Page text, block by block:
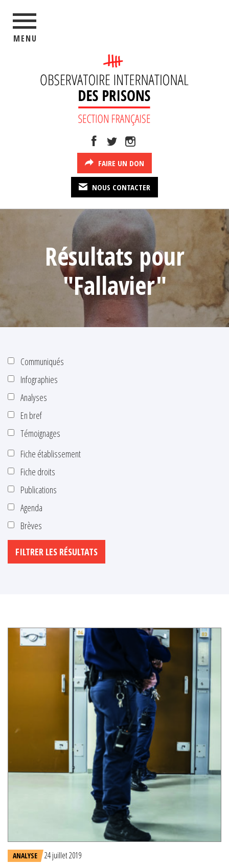
MENU
FAIRE UN DON
NOUS CONTACTER
Résultats pour
"Fallavier"
Communiqués
Infographies
Analyses
En bref
Témoignages
Fiche établissement
Fiche droits
Publications
Agenda
Brèves
ANALYSE 24 juillet 2019